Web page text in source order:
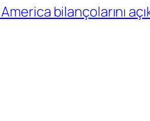
bilançolarını